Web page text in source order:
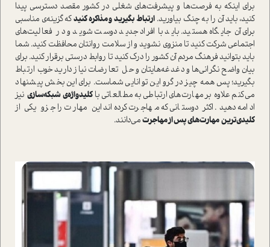
برای اینکه به فرصت‌ها و پیشرفت‌های شغلی در کشور مقصد دسترسی پیدا
کنید، باید آن را به چنگ بیاورید.ارتباط بگیرید و مذاکره کنیدکه گزینه‌ی مناسبی
برای آن جایگاه هستید. باید با افراد جدید دوست شوید و در فعالیت‌های
اجتماعی شرکت کنید تا منزوی نشوید و از سلامت روانتان محافظت کنید. شما
باید بتوانید فرهنگ مردم آن کشور را درک کنید تا روابط درستی برقرار کنید. برای
بیان واضح نگرانی‌ها و دغدغه‌هایتان و حل تعارضات نیاز دارید خوب ارتباط
بگیرید؛ پس همه چیز در گرو این توانایی شماست. برای این بخش پیشنهاد
می‌کنم علاوه بر مهارت‌های ارتباطی به مطالعاتی باکلید‌واژه‌ی شبکه‌سازی نیز
ادامه دهید. اکثر دوستانی که مهاجرت کرده‌اند این مهارت را جزو یکی از
کلیدی‌ترینمهارت‌های پس از مهاجرتمی‌دانند.